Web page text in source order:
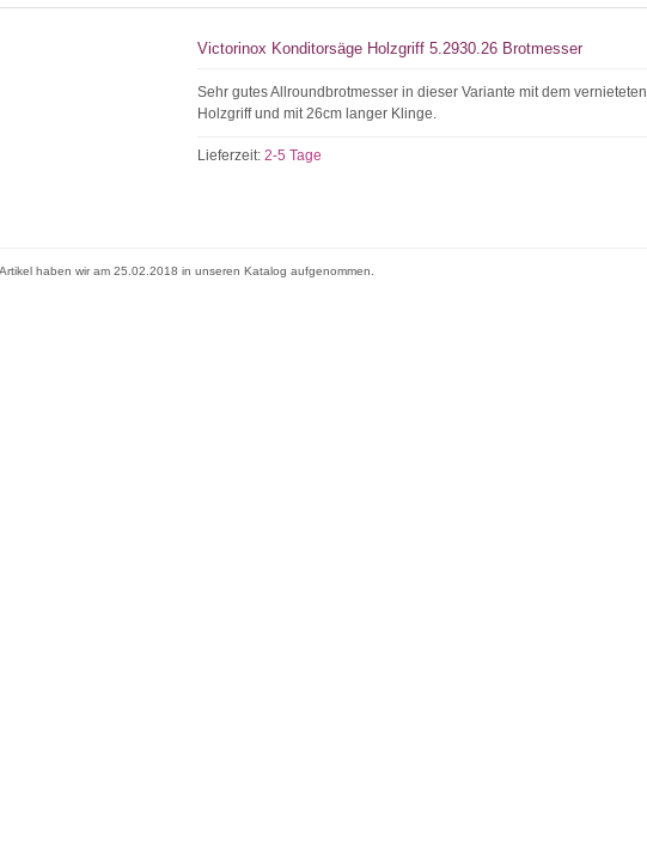
Victorinox Konditorsäge Holzgriff 5.2930.26 Brotmesser
Sehr gutes Allroundbrotmesser in dieser Variante mit dem vernieteten
Holzgriff und mit 26cm langer Klinge.
Lieferzeit:2-5 Tage
haben wir am 25.02.2018 in unseren Katalog aufgenommen.